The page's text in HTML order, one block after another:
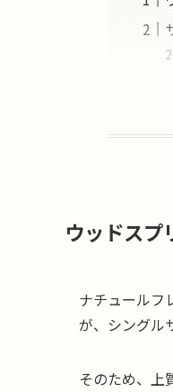
ウッドスプ
ナチュールフ
が、シングル
そのため、上